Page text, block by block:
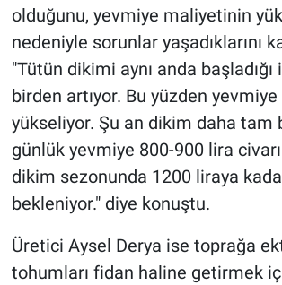
olduğunu, yevmiye maliyetinin
nedeniyle sorunlar yaşadıklarını
"Tütün dikimi aynı anda
birden artıyor. Bu yüzden
yükseliyor. Şu an dikim daha tam
günlük yevmiye 800-900 lira
dikim sezonunda 1200 liraya
bekleniyor." diye konuştu.
Üretici Aysel Derya ise toprağa
tohumları fidan haline getirmek